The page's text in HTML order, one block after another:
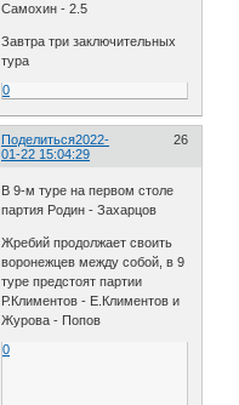
Самохин - 2.5
Завтра три заключительных
тура
0
Поделиться 26
2022-
01-22 15:04:29
В 9-м туре на первом столе
партия Родин - Захарцов
Жребий продолжает своить
воронежцев между собой, в 9
туре предстоят партии
Р.Климентов - Е.Климентов и
Журова - Попов
0